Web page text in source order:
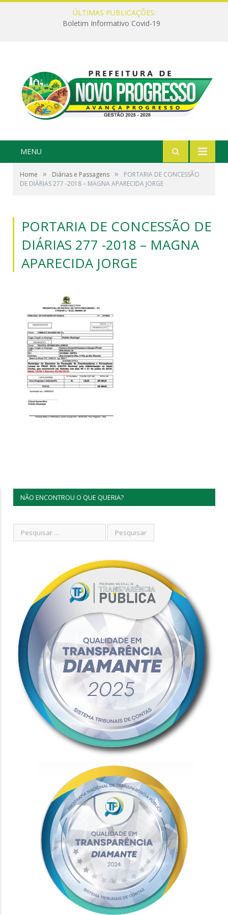
ÚLTIMAS PUBLICAÇÕES:
Boletim Informativo Covid-19
MENU
Home » Diárias e Passagens »
PORTARIA DE CONCESSÃO
DE DIÁRIAS 277 -2018 – MAGNA APARECIDA JORGE
PORTARIA DE CONCESSÃO DE
DIÁRIAS 277 -2018 – MAGNA
APARECIDA JORGE
NÃO ENCONTROU O QUE QUERIA?